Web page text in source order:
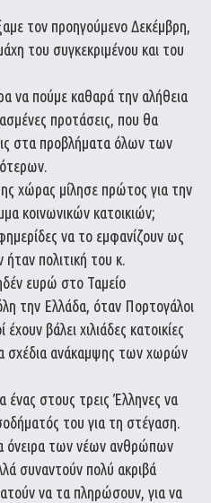
τον προηγούμενο Δεκέμβρη,
του συγκεκριμένου και του
να πούμε καθαρά την αλήθεια
προτάσεις, που θα
στα προβλήματα όλων των
χώρας μίλησε πρώτος για την
κοινωνικών κατοικιών;
να το εμφανίζουν ως
πολιτική του κ.
ευρώ στο Ταμείο
την Ελλάδα, όταν Πορτογάλοι
έχουν βάλει χιλιάδες κατοικίες
σχέδια ανάκαμψης των χωρών
ένας στους τρεις Έλληνες να
του για τη στέγαση.
όνειρα των νέων ανθρώπων
συναντούν πολύ ακριβά
να τα πληρώσουν, για να